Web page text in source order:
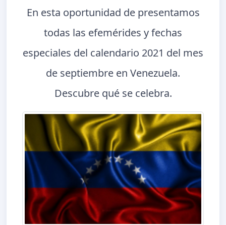
En esta oportunidad de presentamos
todas las efemérides y fechas
especiales del calendario 2021 del mes
de septiembre en Venezuela.
Descubre qué se celebra.